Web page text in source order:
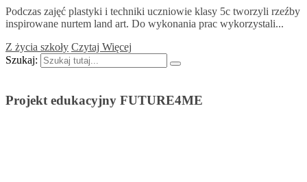
Podczas zajęć plastyki i techniki uczniowie klasy 5c tworzyli rzeźby
inspirowane nurtem land art. Do wykonania prac wykorzystali...
Z życia szkoły Czytaj Więcej
Szukaj:
Projekt edukacyjny FUTURE4ME